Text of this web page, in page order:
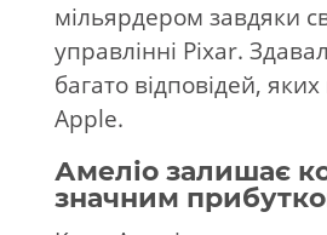
мільярдером завдяки
управлінні Pixar.
багато відповідей,
Apple.
Амеліо залишає
значним